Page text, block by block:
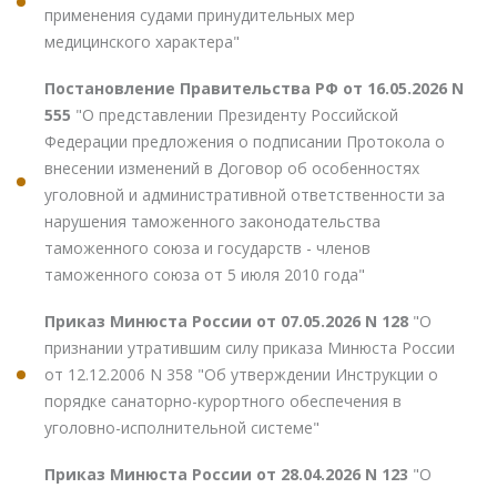
применения судами принудительных мер
медицинского характера"
Постановление Правительства РФ от 16.05.2026 N
555 "О представлении Президенту Российской
Федерации предложения о подписании Протокола о
внесении изменений в Договор об особенностях
уголовной и административной ответственности за
нарушения таможенного законодательства
таможенного союза и государств - членов
таможенного союза от 5 июля 2010 года"
Приказ Минюста России от 07.05.2026 N 128 "О
признании утратившим силу приказа Минюста России
от 12.12.2006 N 358 "Об утверждении Инструкции о
порядке санаторно-курортного обеспечения в
уголовно-исполнительной системе"
Приказ Минюста России от 28.04.2026 N 123 "О